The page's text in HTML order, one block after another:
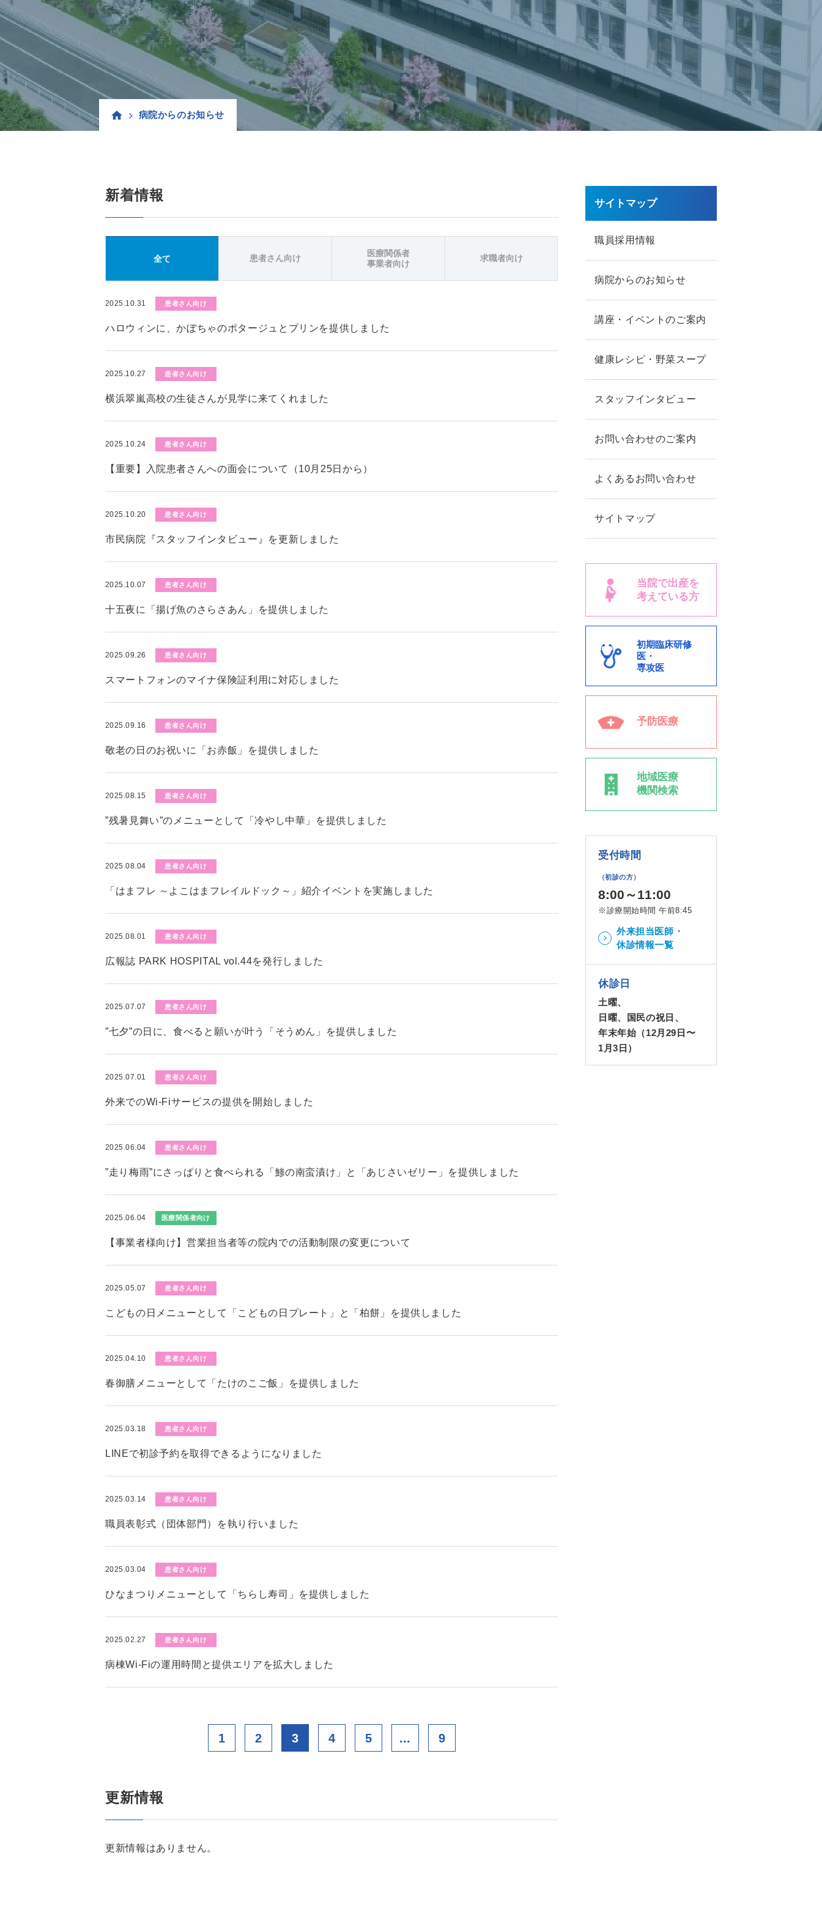
病院からのお知らせ
新着情報
全て 患者さん向け
医療関係者
事業者向け
求職者向け
2025.10.31 患者さん向け
ハロウィンに、かぼちゃのポタージュとプリンを提供しました
2025.10.27 患者さん向け
横浜翠嵐高校の生徒さんが見学に来てくれました
2025.10.24 患者さん向け
【重要】入院患者さんへの面会について（10月25日から）
2025.10.20 患者さん向け
市民病院『スタッフインタビュー』を更新しました
2025.10.07 患者さん向け
十五夜に「揚げ魚のさらさあん」を提供しました
2025.09.26 患者さん向け
スマートフォンのマイナ保険証利用に対応しました
2025.09.16 患者さん向け
敬老の日のお祝いに「お赤飯」を提供しました
2025.08.15 患者さん向け
”残暑見舞い”のメニューとして「冷やし中華」を提供しました
2025.08.04 患者さん向け
「はまフレ ～よこはまフレイルドック～」紹介イベントを実施しました
2025.08.01 患者さん向け
広報誌 PARK HOSPITAL vol.44を発行しました
2025.07.07 患者さん向け
”七夕”の日に、食べると願いが叶う「そうめん」を提供しました
2025.07.01 患者さん向け
外来でのWi-Fiサービスの提供を開始しました
2025.06.04 患者さん向け
”走り梅雨”にさっぱりと食べられる「鯵の南蛮漬け」と「あじさいゼリー」を提供しました
2025.06.04 医療関係者向け
【事業者様向け】営業担当者等の院内での活動制限の変更について
2025.05.07 患者さん向け
こどもの日メニューとして「こどもの日プレート」と「柏餅」を提供しました
2025.04.10 患者さん向け
春御膳メニューとして「たけのこご飯」を提供しました
2025.03.18 患者さん向け
LINEで初診予約を取得できるようになりました
2025.03.14 患者さん向け
職員表彰式（団体部門）を執り行いました
2025.03.04 患者さん向け
ひなまつりメニューとして「ちらし寿司」を提供しました
2025.02.27 患者さん向け
病棟Wi-Fiの運用時間と提供エリアを拡大しました
1 2 3 4 5 ... 9
更新情報
更新情報はありません。
サイトマップ
職員採用情報
病院からのお知らせ
講座・イベントのご案内
健康レシピ・野菜スープ
スタッフインタビュー
お問い合わせのご案内
よくあるお問い合わせ
サイトマップ
当院で出産を
考えている方
初期臨床研修
医・
専攻医
予防医療
地域医療
機関検索
受付時間
（初診の方）
8:00～11:00
※診療開始時間 午前8:45
外来担当医師・
休診情報一覧
休診日
土曜、
日曜、国民の祝日、
年末年始（12月29日〜
1月3日）